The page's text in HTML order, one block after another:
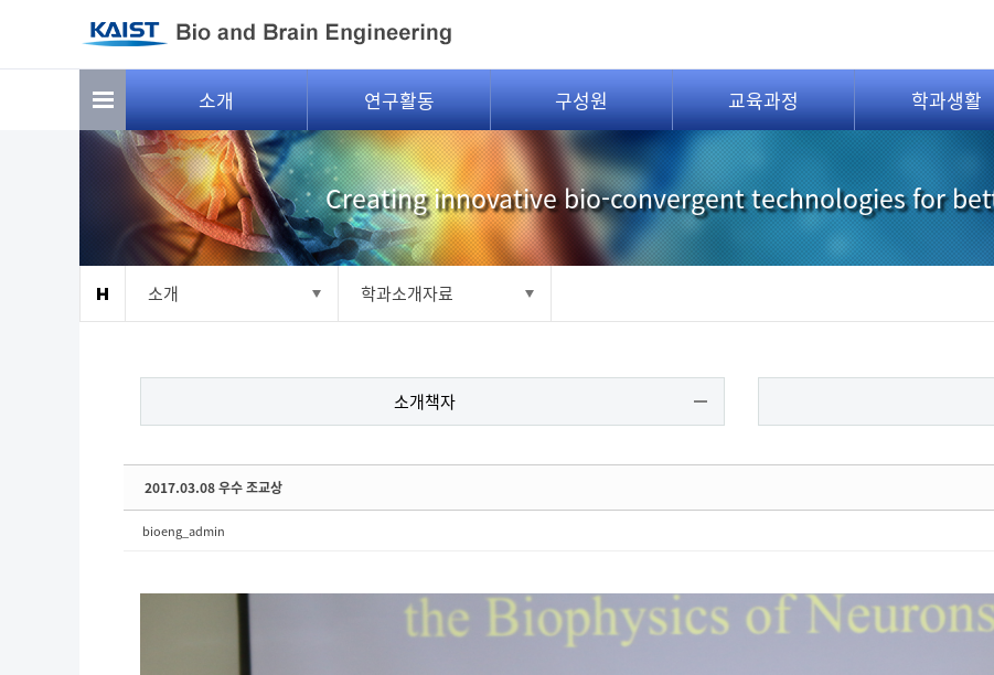
소개 연구활동 구성원 교육과정 학과생활
Creating innovative bio-convergent technologies for
소개 학과소개자료
소개책자
2017.03.08 우수 조교상
bioeng_admin